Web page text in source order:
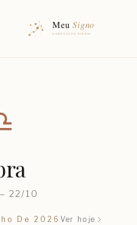
22/10
De 2026 Ver hoje